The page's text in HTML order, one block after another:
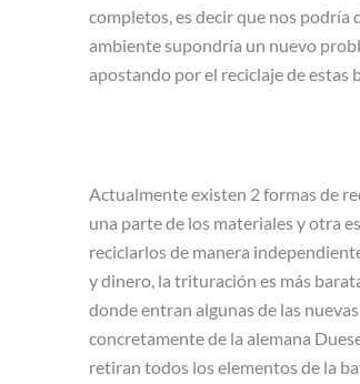
completos, es decir que nos podría
ambiente supondría un nuevo
apostando por el reciclaje de estas
Actualmente existen 2 formas de
una parte de los materiales y otra
reciclarlos de manera
y dinero, la trituración es más
donde entran algunas de las
concretamente de la alemana
retiran todos los elementos de la